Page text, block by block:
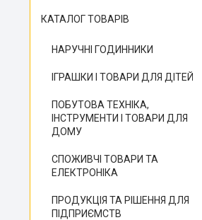
КАТАЛОГ ТОВАРІВ
НАРУЧНІ ГОДИННИКИ
ІГРАШКИ І ТОВАРИ ДЛЯ ДІТЕЙ
ПОБУТОВА ТЕХНІКА,
ІНСТРУМЕНТИ І ТОВАРИ ДЛЯ
ДОМУ
СПОЖИВЧІ ТОВАРИ ТА
ЕЛЕКТРОНІКА
ПРОДУКЦІЯ ТА РІШЕННЯ ДЛЯ
ПІДПРИЄМСТВ